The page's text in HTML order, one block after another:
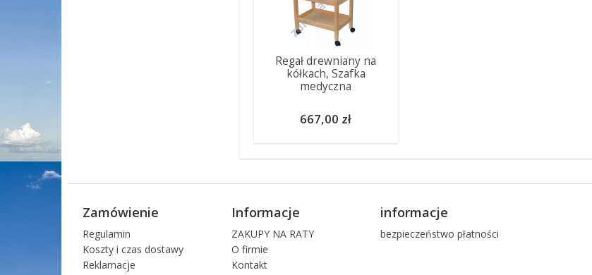
Regał drewniany na
kółkach, Szafka
medyczna
667,00 zł
Zamówienie
Regulamin
Koszty i czas dostawy
Reklamacje
Informacje
ZAKUPY NA RATY
O firmie
Kontakt
informacje
bezpieczeństwo płatności